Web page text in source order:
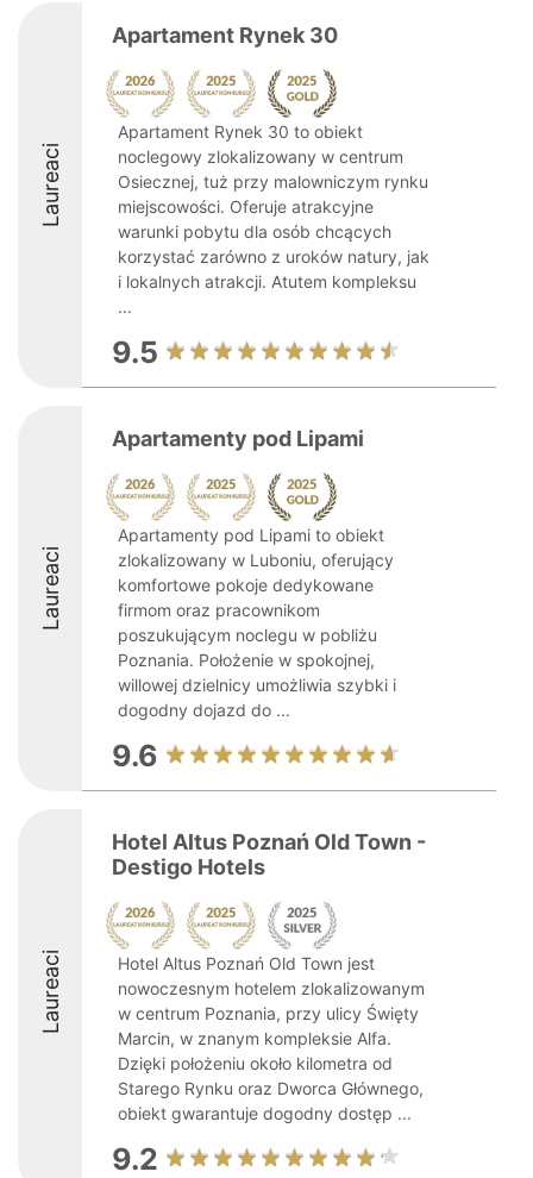
Laureaci
Apartament Rynek 30
Apartament Rynek 30 to obiekt
noclegowy zlokalizowany w centrum
Osiecznej, tuż przy malowniczym rynku
miejscowości. Oferuje atrakcyjne
warunki pobytu dla osób chcących
korzystać zarówno z uroków natury, jak
i lokalnych atrakcji. Atutem kompleksu
...
9.5
Laureaci
Apartamenty pod Lipami
Apartamenty pod Lipami to obiekt
zlokalizowany w Luboniu, oferujący
komfortowe pokoje dedykowane
firmom oraz pracownikom
poszukującym noclegu w pobliżu
Poznania. Położenie w spokojnej,
willowej dzielnicy umożliwia szybki i
dogodny dojazd do ...
9.6
Laureaci
Hotel Altus Poznań Old Town -
Destigo Hotels
Hotel Altus Poznań Old Town jest
nowoczesnym hotelem zlokalizowanym
w centrum Poznania, przy ulicy Święty
Marcin, w znanym kompleksie Alfa.
Dzięki położeniu około kilometra od
Starego Rynku oraz Dworca Głównego,
obiekt gwarantuje dogodny dostęp ...
9.2